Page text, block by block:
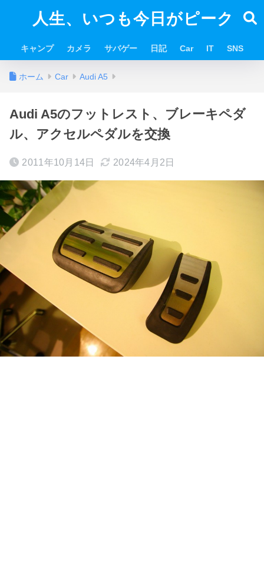
人生、いつも今日がピーク
キャンプ カメラ サバゲー 日記 Car IT SNS
ホーム Car Audi A5
Audi A5のフットレスト、ブレーキペダ
ル、アクセルペダルを交換
2011年10月14日 2024年4月2日